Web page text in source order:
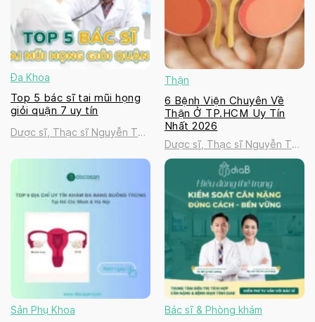
Đa Khoa
Top 5 bác sĩ tai mũi họng
giỏi quận 7 uy tín
Dược sĩ, Thạc sĩ Nguyễn Thị
Thận
6 Bệnh Viện Chuyên Về
Thận Ở TP.HCM Uy Tín
Nhất 2026
Dược sĩ, Thạc sĩ Nguyễn Thị
Thanh Tú
Sản Phụ Khoa Bác sĩ & Phòng khám